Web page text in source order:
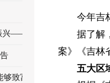
兴——七
展插秧助
致富”
今年吉
据了解
案》《吉林
五大区